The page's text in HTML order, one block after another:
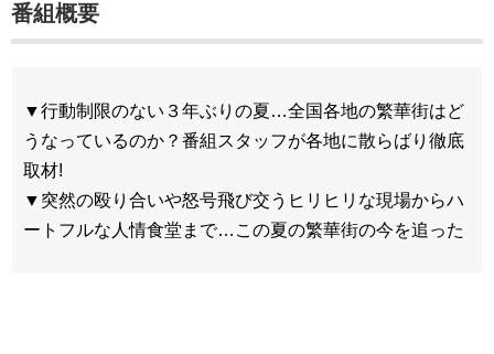
番組概要
▼行動制限のない３年ぶりの夏…全国各地の繁華街はど
うなっているのか？番組スタッフが各地に散らばり徹底
取材!
▼突然の殴り合いや怒号飛び交うヒリヒリな現場からハ
ートフルな人情食堂まで…この夏の繁華街の今を追った